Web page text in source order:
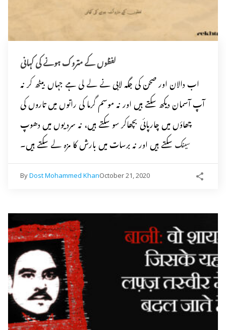
لفظوں کے متروک ہونے کی کہانی
اب دالان اور صحن کی جگہ لابی نے لے لی ہے جہاں بیٹھ کر نہ
آپ آسمان دیکھ سکتے ہیں اور نہ موسم گرما کی راتوں میں تاروں کی
چھاؤں میں چارپائی بچھاکر سو سکتے ہیں، نہ سردیوں میں دھوپ
سینک سکتے ہیں اور نہ برسات میں بارش کا مزہ لے سکتے ہیں۔
ByDost Mohammed KhanOctober 21, 2020